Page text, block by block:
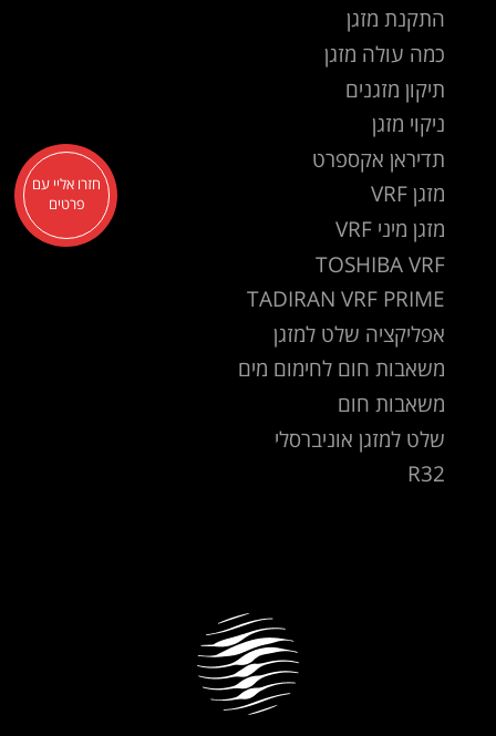
התקנת מזגן
כמה עולה מזגן
תיקון מזגנים
ניקוי מזגן
תדיראן אקספרט
מזגן VRF
מזגן מיני VRF
TOSHIBA VRF
TADIRAN VRF PRIME
אפליקציה שלט למזגן
משאבות חום לחימום מים
משאבות חום
שלט למזגן אוניברסלי
R32
חזרו אליי עם
פרטים